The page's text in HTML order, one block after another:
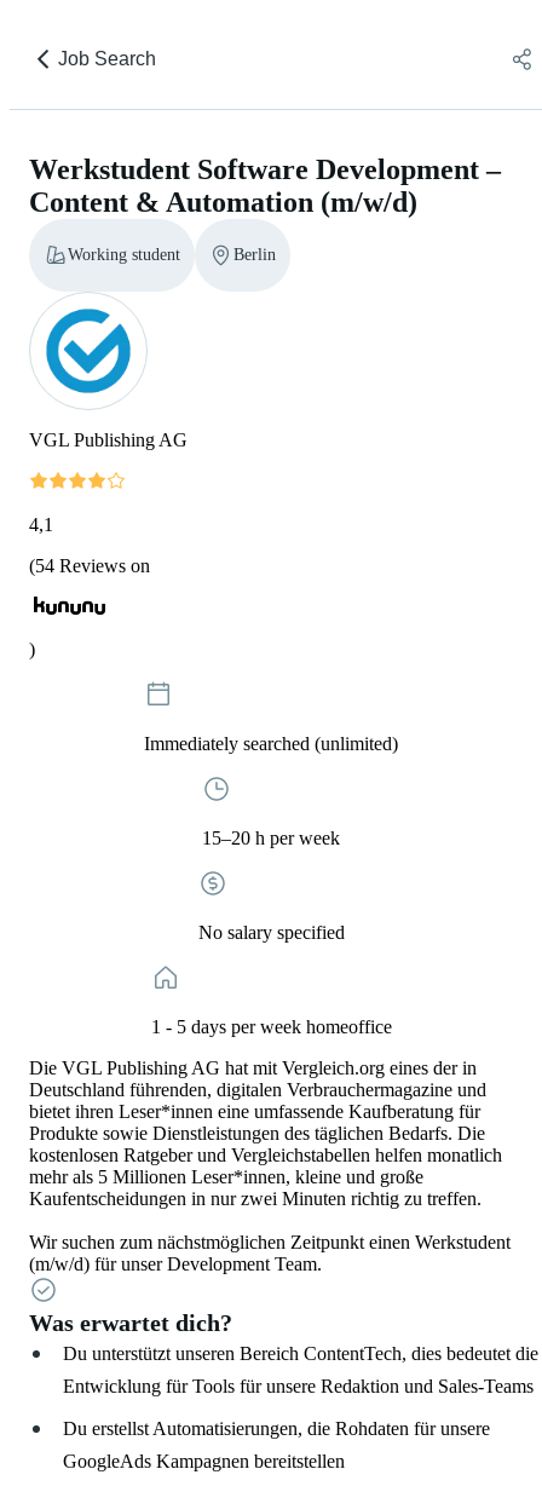
Job Search
Werkstudent Software Development –
Content & Automation (m/w/d)
Working student Berlin
VGL Publishing AG
4,1
(54 Reviews on
)
Immediately searched (unlimited)
15–20 h per week
No salary specified
1 - 5 days per week homeoffice
Die VGL Publishing AG hat mit Vergleich.org eines der in
Deutschland führenden, digitalen Verbrauchermagazine und
bietet ihren Leser*innen eine umfassende Kaufberatung für
Produkte sowie Dienstleistungen des täglichen Bedarfs. Die
kostenlosen Ratgeber und Vergleichstabellen helfen monatlich
mehr als 5 Millionen Leser*innen, kleine und große
Kaufentscheidungen in nur zwei Minuten richtig zu treffen.
Wir suchen zum nächstmöglichen Zeitpunkt einen Werkstudent
(m/w/d) für unser Development Team.
Was erwartet dich?
Du unterstützt unseren Bereich ContentTech, dies bedeutet die
Entwicklung für Tools für unsere Redaktion und Sales-Teams
Du erstellst Automatisierungen, die Rohdaten für unsere
GoogleAds Kampagnen bereitstellen